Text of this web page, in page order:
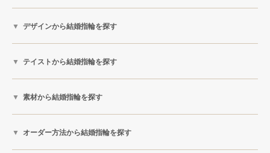
デザインから結婚指輪を探す
テイストから結婚指輪を探す
素材から結婚指輪を探す
オーダー方法から結婚指輪を探す